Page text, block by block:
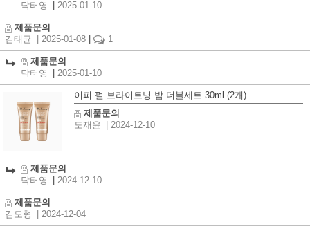
닥터영
2025-01-10
제품문의
김태균
| 2025-01-08 1
제품문의
닥터영
2025-01-10
이피 펄 브라이트닝 밤 더블세트 30ml (2개)
제품문의
도재윤
| 2024-12-10
제품문의
닥터영
2024-12-10
제품문의
김도형
| 2024-12-04